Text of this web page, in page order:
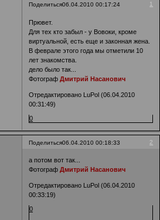
Поделиться 1
06.04.2010 00:17:24
Прювет.
Для тех кто забыл - у Вовоки, кроме
виртуальной, есть еще и законная жена.
В феврале этого года мы отметили 10
лет знакомства.
дело было так...
ФотографДмитрий Насанович
Отредактировано LuPol (06.04.2010
00:31:49)
0
Поделиться 2
06.04.2010 00:18:33
а потом вот так...
ФотографДмитрий Насанович
Отредактировано LuPol (06.04.2010
00:33:19)
0